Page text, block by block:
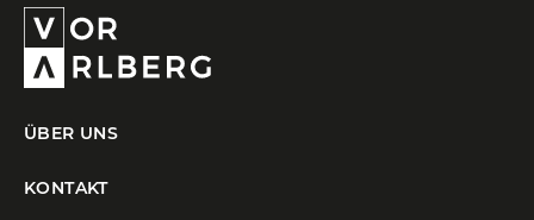
ÜBER UNS
KONTAKT